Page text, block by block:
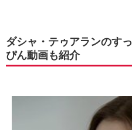
ダシャ・テゥアランのす
ぴん動画も紹介